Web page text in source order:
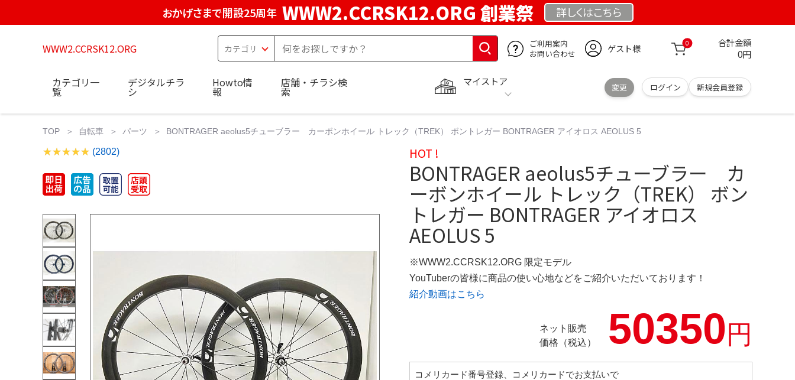
おかげさまで開設25周年 WWW2.CCRSK12.ORG 創業祭 詳しくはこちら
WWW2.CCRSK12.ORG
ご利用案内
お問い合わせ
ゲスト様 0 合計金額
0円
マイストア
変更 ログイン 新規会員登録
カテゴリ一
覧
デジタルチラ
シ
Howto情
報
店舗・チラシ検
索
TOP 自転車 パーツ BONTRAGER aeolus5チューブラー カーボンホイール トレック（TREK） ボントレガー BONTRAGER アイオロス AEOLUS 5
(2802) HOT !
BONTRAGER aeolus5チューブラー カ
ーボンホイール トレック（TREK） ボン
トレガー BONTRAGER アイオロス
AEOLUS 5
※WWW2.CCRSK12.ORG 限定モデル
YouTuberの皆様に商品の使い心地などをご紹介いただいております！
紹介動画はこちら
ネット販売
価格（税込）
50350円
コメリカード番号登録、コメリカードでお支払いで